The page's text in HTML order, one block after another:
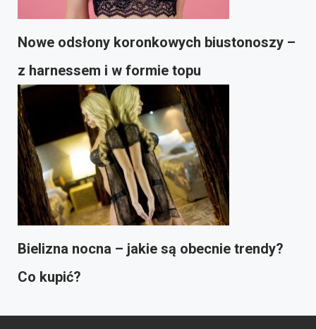
Nowe odsłony koronkowych biustonoszy –
z harnessem i w formie topu
Bielizna nocna – jakie są obecnie trendy?
Co kupić?